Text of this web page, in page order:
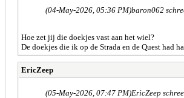
(04-May-2026, 05:36 PM)baron062
Hoe zet jij die doekjes vast aan het wiel?
De doekjes die ik op de Strada en de Quest had
EricZeep
(05-May-2026, 07:47 PM)EricZeep